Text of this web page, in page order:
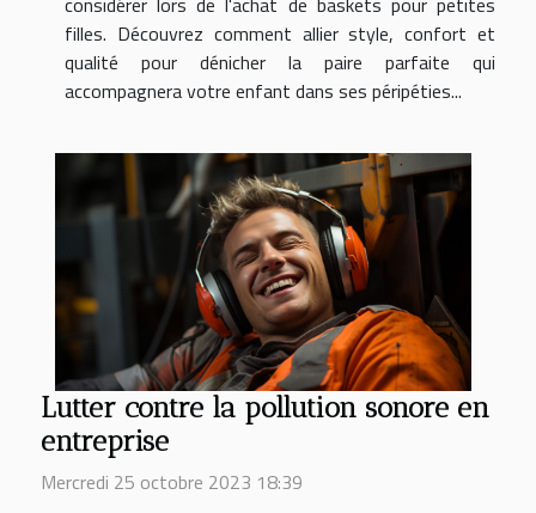
filles. Découvrez comment allier style, confort et
qualité pour dénicher la paire parfaite qui
accompagnera votre enfant dans ses péripéties...
Lutter contre la pollution sonore en
entreprise
Mercredi 25 octobre 2023 18:39